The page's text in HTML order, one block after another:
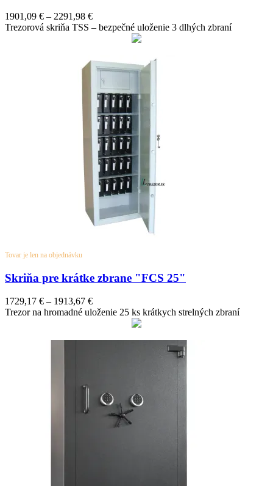
1901,09 € – 2291,98 €Price
range:
2291,98 €
Trezorová skriňa TSS – bezpečné uloženie 3 dlhých zbraní
Tovar je len na objednávku
Skriňa pre krátke zbrane "FCS 25"
1729,17 € – 1913,67 €Price
range:
Trezor na hromadné uloženie 25 ks krátkych strelných zbraní